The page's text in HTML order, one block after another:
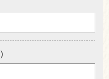
）